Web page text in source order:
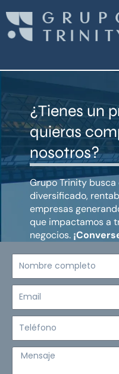
contenido
¿Tienes un
quieras
nosotros?
Grupo Trinity
diversificado,
empresas
que impactamos a
negocios.
Mensaje